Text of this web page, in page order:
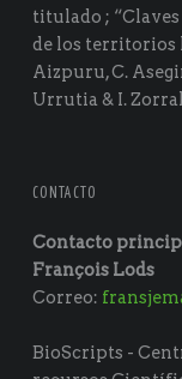
titulado ;
de los territorios
Aizpuru, C.
Urrutia & I.
CONTACTO
Contacto
François Lods
Correo:
BioScripts -